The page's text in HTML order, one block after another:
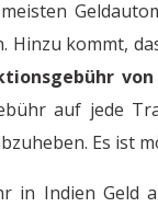
Hinzu kommt,
von
auf jede
Es ist
in Indien Geld